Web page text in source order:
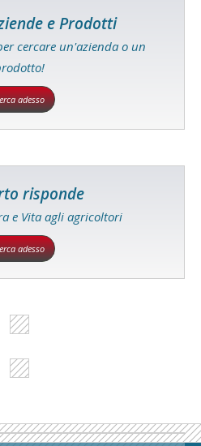
e Prodotti
cercare un'azienda o un
adesso
risponde
e Vita agli agricoltori
adesso